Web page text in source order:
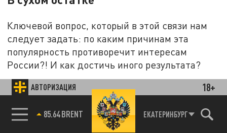
АВТОРИЗАЦИЯ 18+
85.64 BRENT ЕКАТЕРИНБУРГ
Ключевой вопрос, который в этой связи нам
следует задать: по каким причинам эта
популярность противоречит интересам
России?! И как достичь иного результата?
Здесь даём подсказку. Россия, вероятно,
единственная в мире держава, которая,
размещая где бы то ни было военные базы и
прочее силовое присутствие, одновременно